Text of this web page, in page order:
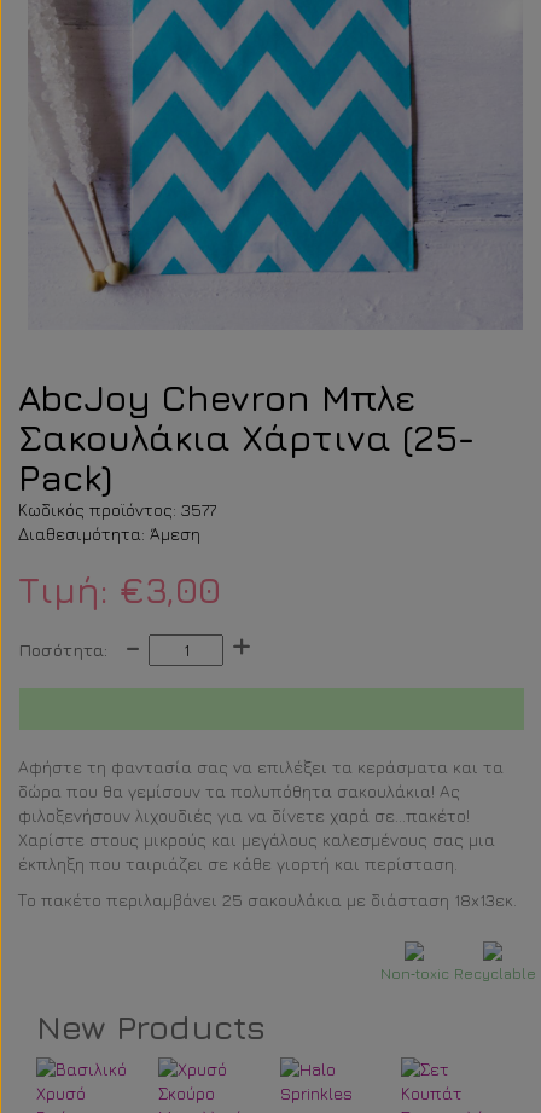
AbcJoy Chevron Μπλε
Σακουλάκια Χάρτινα (25-
Pack)
Κωδικός προϊόντος: 3577
Διαθεσιμότητα: Άμεση
Τιμή: €3,00
Ποσότητα: - +
Αφήστε τη φαντασία σας να επιλέξει τα κεράσματα και τα
δώρα που θα γεμίσουν τα πολυπόθητα σακουλάκια! Ας
φιλοξενήσουν λιχουδιές για να δίνετε χαρά σε...πακέτο!
Χαρίστε στους μικρούς και μεγάλους καλεσμένους σας μια
έκπληξη που ταιριάζει σε κάθε γιορτή και περίσταση.
Το πακέτο περιλαμβάνει 25 σακουλάκια με διάσταση 18x13εκ.
Non‐toxic Recyclable
New Products